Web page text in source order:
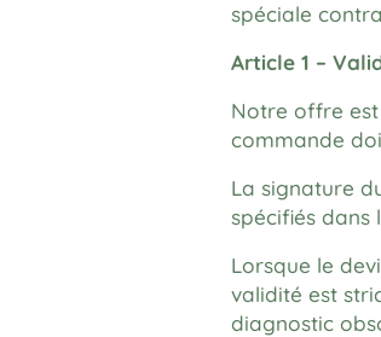
spéciale
Article 1 –
Notre offre
commande
La signature
spécifiés
Lorsque le
validité est
diagnostic